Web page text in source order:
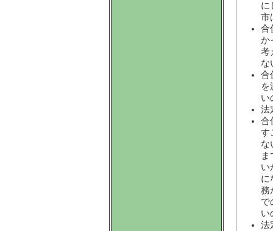
に
市
合
か
考
な
合
を
い
法
合
す
な
い
に
務
で
い
法